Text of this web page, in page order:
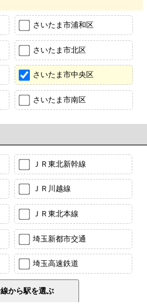
さいたま市浦和区
さいたま市北区
さいたま市中央区
さいたま市南区
ＪＲ東北新幹線
ＪＲ川越線
ＪＲ東北本線
埼玉新都市交通
埼玉高速鉄道